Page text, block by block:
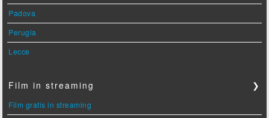
Padova
Perugia
Lecce
Film in streaming ❯
Film gratis in streaming